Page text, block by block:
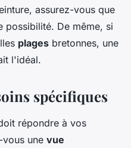
assurez-vous que
possibilité. De même, si
plages bretonnes, une
l'idéal.
spécifiques
répondre à vos
une vue